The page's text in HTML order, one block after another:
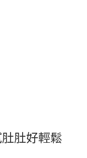
肚好輕鬆